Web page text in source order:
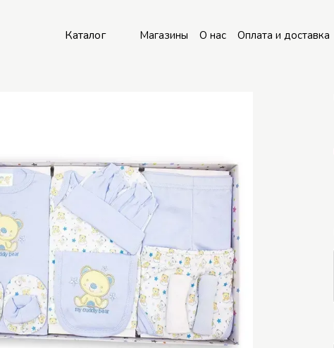
Каталог Магазины О нас Оплата и доставка